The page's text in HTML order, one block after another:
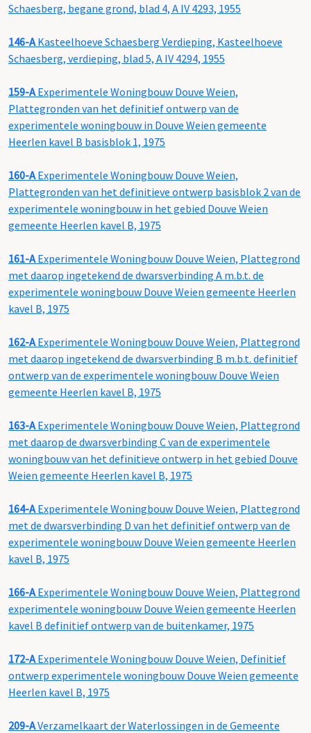
Schaesberg, begane grond, blad 4, A IV 4293, 1955
146-AKasteelhoeve Schaesberg Verdieping, Kasteelhoeve
Schaesberg, verdieping, blad 5, A IV 4294, 1955
159-AExperimentele Woningbouw Douve Weien,
Plattegronden van het definitief ontwerp van de
experimentele woningbouw in Douve Weien gemeente
Heerlen kavel B basisblok 1, 1975
160-AExperimentele Woningbouw Douve Weien,
Plattegronden van het definitieve ontwerp basisblok 2 van de
experimentele woningbouw in het gebied Douve Weien
gemeente Heerlen kavel B, 1975
161-AExperimentele Woningbouw Douve Weien, Plattegrond
met daarop ingetekend de dwarsverbinding A m.b.t. de
experimentele woningbouw Douve Weien gemeente Heerlen
kavel B, 1975
162-AExperimentele Woningbouw Douve Weien, Plattegrond
met daarop ingetekend de dwarsverbinding B m.b.t. definitief
ontwerp van de experimentele woningbouw Douve Weien
gemeente Heerlen kavel B, 1975
163-AExperimentele Woningbouw Douve Weien, Plattegrond
met daarop de dwarsverbinding C van de experimentele
woningbouw van het definitieve ontwerp in het gebied Douve
Weien gemeente Heerlen kavel B, 1975
164-AExperimentele Woningbouw Douve Weien, Plattegrond
met de dwarsverbinding D van het definitief ontwerp van de
experimentele woningbouw Douve Weien gemeente Heerlen
kavel B, 1975
166-AExperimentele Woningbouw Douve Weien, Plattegrond
experimentele woningbouw Douve Weien gemeente Heerlen
kavel B definitief ontwerp van de buitenkamer, 1975
172-AExperimentele Woningbouw Douve Weien, Definitief
ontwerp experimentele woningbouw Douve Weien gemeente
Heerlen kavel B, 1975
209-AVerzamelkaart der Waterlossingen in de Gemeente